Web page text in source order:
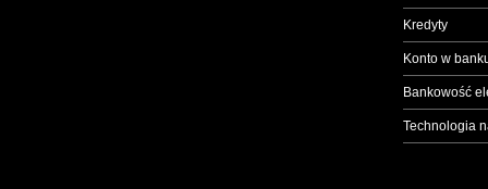
Kredyty
Konto w
Bankowość
Technologia